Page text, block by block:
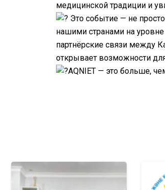
медицинской традиции и
Это событие — не
нашими странами на
партнёрские связи между
открывает возможности
AQNIET — это больше,